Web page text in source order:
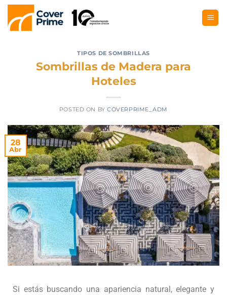
TIPOS DE SOMBRILLAS
Sombrillas de Madera para
Hoteles
POSTED ON BYCOVERPRIME_ADM
28
Abr
Si estás buscando una apariencia natural, elegante y